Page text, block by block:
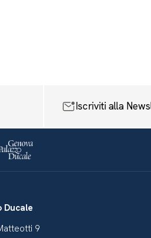
Iscriviti alla
Ducale
9